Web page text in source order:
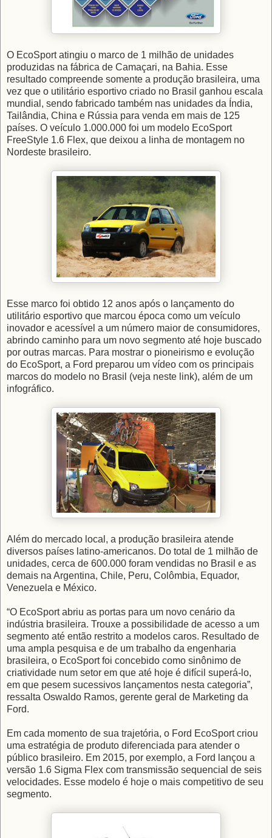
O EcoSport atingiu o marco de 1 milhão de unidades
produzidas na fábrica de Camaçari, na Bahia. Esse
resultado compreende somente a produção brasileira, uma
vez que o utilitário esportivo criado no Brasil ganhou escala
mundial, sendo fabricado também nas unidades da Índia,
Tailândia, China e Rússia para venda em mais de 125
países. O veículo 1.000.000 foi um modelo EcoSport
FreeStyle 1.6 Flex, que deixou a linha de montagem no
Nordeste brasileiro.
Esse marco foi obtido 12 anos após o lançamento do
utilitário esportivo que marcou época como um veículo
inovador e acessível a um número maior de consumidores,
abrindo caminho para um novo segmento até hoje buscado
por outras marcas. Para mostrar o pioneirismo e evolução
do EcoSport, a Ford preparou um vídeo com os principais
marcos do modelo no Brasil (veja neste link), além de um
infográfico.
Além do mercado local, a produção brasileira atende
diversos países latino-americanos. Do total de 1 milhão de
unidades, cerca de 600.000 foram vendidas no Brasil e as
demais na Argentina, Chile, Peru, Colômbia, Equador,
Venezuela e México.
“O EcoSport abriu as portas para um novo cenário da
indústria brasileira. Trouxe a possibilidade de acesso a um
segmento até então restrito a modelos caros. Resultado de
uma ampla pesquisa e de um trabalho da engenharia
brasileira, o EcoSport foi concebido como sinônimo de
criatividade num setor em que até hoje é difícil superá-lo,
em que pesem sucessivos lançamentos nesta categoria”,
ressalta Oswaldo Ramos, gerente geral de Marketing da
Ford.
Em cada momento de sua trajetória, o Ford EcoSport criou
uma estratégia de produto diferenciada para atender o
público brasileiro. Em 2015, por exemplo, a Ford lançou a
versão 1.6 Sigma Flex com transmissão sequencial de seis
velocidades. Esse modelo é hoje o mais competitivo de seu
segmento.